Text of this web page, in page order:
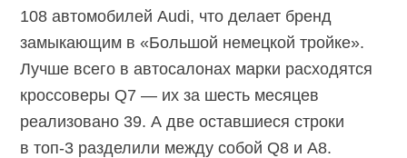
108 автомобилей Audi, что делает бренд
замыкающим в «Большой немецкой тройке».
Лучше всего в автосалонах марки расходятся
кроссоверы Q7 — их за шесть месяцев
реализовано 39. А две оставшиеся строки
в топ-3 разделили между собой Q8 и A8.